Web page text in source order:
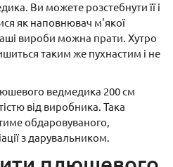
Ви можете розстебнути її і
як наповнювач м'якої
вироби можна прати. Хутро
таким же пухнастим і не
ведмедика 200 см
від виробника. Така
обдаровуваного,
з дарувальником.